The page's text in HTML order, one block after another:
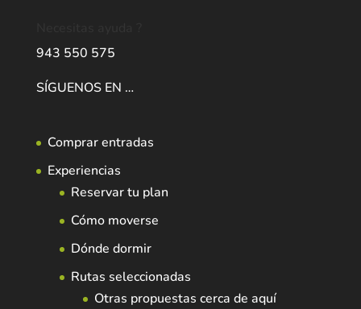
943 550 575
SÍGUENOS EN …
Comprar entradas
Experiencias
Reservar tu plan
Cómo moverse
Dónde dormir
Rutas seleccionadas
Otras propuestas cerca de aquí